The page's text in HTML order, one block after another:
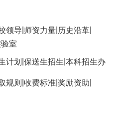
领导 师资力量 历史沿革
室
计划 保送生招生 本科招生办
规则 收费标准 奖励资助